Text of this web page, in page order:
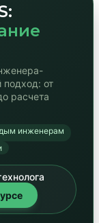
подход: от
расчета
инженерам